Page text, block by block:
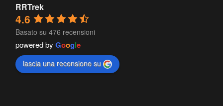
RRTrek
4.6
Basato su 476 recensioni
powered by Google
lascia una recensione su